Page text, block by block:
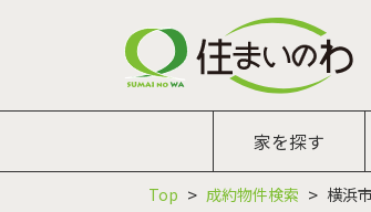
家を探す
Top 成約物件検索 横浜